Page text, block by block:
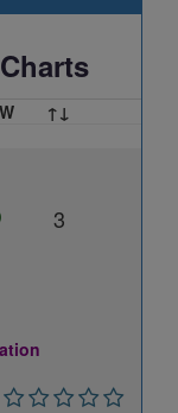
Charts
↑↓
3